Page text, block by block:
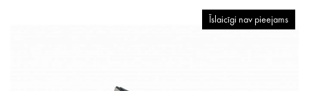
Īslaicīgi nav pieejams